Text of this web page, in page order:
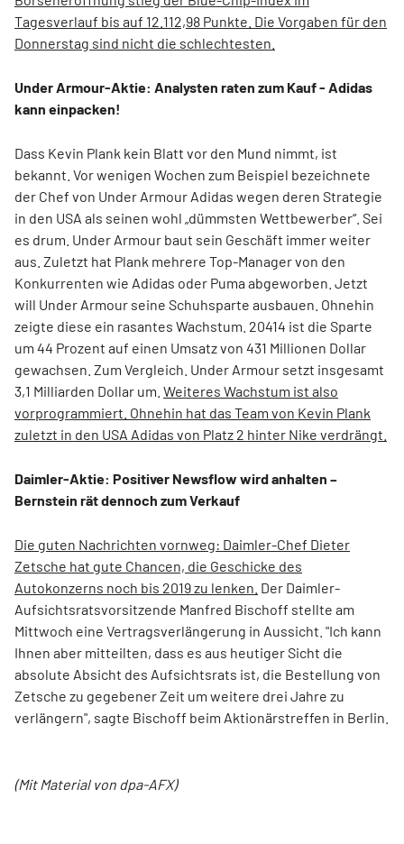
Tagesverlauf bis auf 12.112,98 Punkte. Die Vorgaben für den
Donnerstag sind nicht die schlechtesten.
Under Armour-Aktie: Analysten raten zum Kauf - Adidas
kann einpacken!
Dass Kevin Plank kein Blatt vor den Mund nimmt, ist
bekannt. Vor wenigen Wochen zum Beispiel bezeichnete
der Chef von Under Armour Adidas wegen deren Strategie
in den USA als seinen wohl „dümmsten Wettbewerber“. Sei
es drum. Under Armour baut sein Geschäft immer weiter
aus. Zuletzt hat Plank mehrere Top-Manager von den
Konkurrenten wie Adidas oder Puma abgeworben. Jetzt
will Under Armour seine Schuhsparte ausbauen. Ohnehin
zeigte diese ein rasantes Wachstum. 20414 ist die Sparte
um 44 Prozent auf einen Umsatz von 431 Millionen Dollar
gewachsen. Zum Vergleich. Under Armour setzt insgesamt
3,1 Milliarden Dollar um. Weiteres Wachstum ist also
vorprogrammiert. Ohnehin hat das Team von Kevin Plank
zuletzt in den USA Adidas von Platz 2 hinter Nike verdrängt.
Daimler-Aktie: Positiver Newsflow wird anhalten –
Bernstein rät dennoch zum Verkauf
Die guten Nachrichten vornweg: Daimler-Chef Dieter
Zetsche hat gute Chancen, die Geschicke des
Autokonzerns noch bis 2019 zu lenken. Der Daimler-
Aufsichtsratsvorsitzende Manfred Bischoff stellte am
Mittwoch eine Vertragsverlängerung in Aussicht. "Ich kann
Ihnen aber mitteilten, dass es aus heutiger Sicht die
absolute Absicht des Aufsichtsrats ist, die Bestellung von
Zetsche zu gegebener Zeit um weitere drei Jahre zu
verlängern", sagte Bischoff beim Aktionärstreffen in Berlin.
(Mit Material von dpa-AFX)